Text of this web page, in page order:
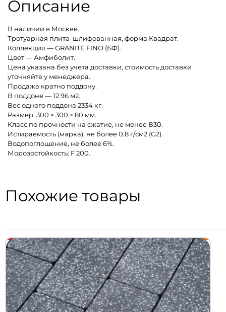
Описание
В наличии в Москве.
Тротуарная плита шлифованная, форма Квадрат.
Коллекция — GRANITE FINO (БФ).
Цвет — Амфиболит.
Цена указана без учета доставки, стоимость доставки
уточняйте у менеджера.
Продажа кратно поддону.
В поддоне — 12.96 м2.
Вес одного поддона 2334 кг.
Размер: 300 × 300 × 80 мм.
Класс по прочности на сжатие, не менее В30.
Истираемость (марка), не более 0,8 г/см2 (G2).
Водопоглощение, не более 6%.
Морозостойкость: F 200.
Похожие товары